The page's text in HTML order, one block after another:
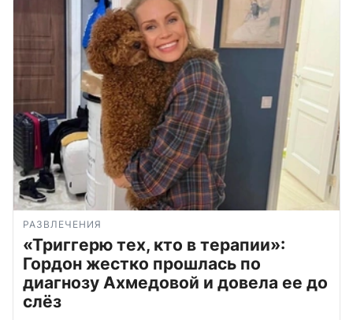
РАЗВЛЕЧЕНИЯ
«Триггерю тех, кто в терапии»:
Гордон жестко прошлась по
диагнозу Ахмедовой и довела ее до
слёз